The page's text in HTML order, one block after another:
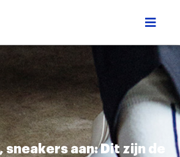
aan: Dit zijn de